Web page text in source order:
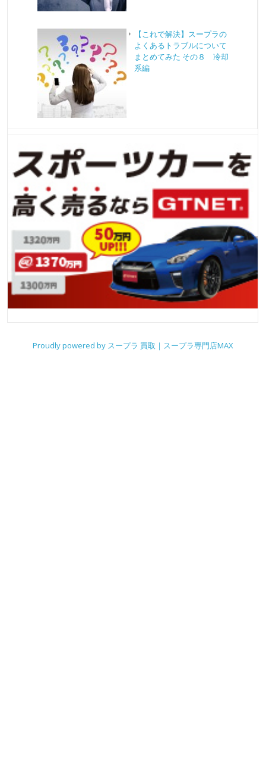
【これで解決】スープラの
よくあるトラブルについて
まとめてみた その８ 冷却
系編
Proudly powered by スープラ 買取｜スープラ専門店MAX